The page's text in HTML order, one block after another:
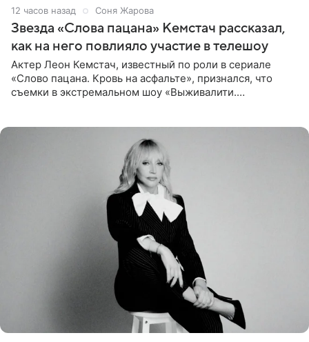
12 часов назад Соня Жарова
Звезда «Слова пацана» Кемстач рассказал,
как на него повлияло участие в телешоу
Актер Леон Кемстач, известный по роли в сериале
«Слово пацана. Кровь на асфальте», признался, что
съемки в экстремальном шоу «Выживалити.